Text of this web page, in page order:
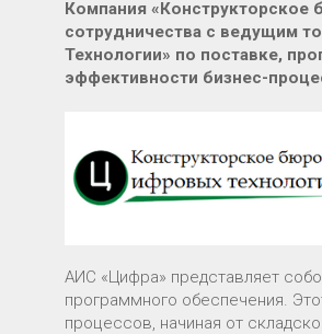
Компания
сотрудничества с ведущим
Технологии» по поставке,
эффективности бизнес-
АИС «Цифра» представляет
программного обеспечения.
процессов, начиная от